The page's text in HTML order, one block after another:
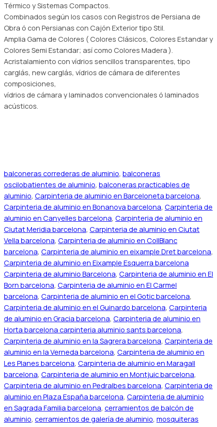
Térmico y Sistemas Compactos.
Combinados según los casos con Registros de Persiana de
Obra ó con Persianas con Cajón Exterior tipo Stil.
Amplia Gama de Colores ( Colores Clásicos, Colores Estandar y
Colores Semi Estandar; así como Colores Madera ).
Acristalamiento con vídrios sencillos transparentes, tipo
carglás, new carglás, vídrios de cámara de diferentes
composiciones,
vídrios de cámara y laminados convencionales ó laminados
acústicos.
balconeras correderas de aluminio, balconeras
oscilobatientes de aluminio, balconeras practicables de
aluminio, Carpinteria de aluminio en Barceloneta barcelona,
Carpinteria de aluminio en Bonanova barcelona, Carpinteria de
aluminio en Canyelles barcelona, Carpinteria de aluminio en
Ciutat Meridia barcelona, Carpinteria de aluminio en Ciutat
Vella barcelona, Carpinteria de aluminio en CollBlanc
barcelona, Carpinteria de aluminio en eixample Dret barcelona,
Carpinteria de aluminio en Eixample Esquerra barcelona
Carpinteria de aluminio Barcelona, Carpinteria de aluminio en El
Born barcelona, Carpinteria de aluminio en El Carmel
barcelona, Carpinteria de aluminio en el Gotic barcelona,
Carpinteria de aluminio en el Guinardo barcelona, Carpinteria
de aluminio en Gracia barcelona, Carpinteria de aluminio en
Horta barcelona carpinteria aluminio sants barcelona,
Carpinteria de aluminio en la Sagrera barcelona, Carpinteria de
aluminio en la Verneda barcelona, Carpinteria de aluminio en
Les Planes barcelona, Carpinteria de aluminio en Maragall
barcelona, Carpinteria de aluminio en Montjuic barcelona,
Carpinteria de aluminio en Pedralbes barcelona, Carpinteria de
aluminio en Plaza España barcelona, Carpinteria de aluminio
en Sagrada Familia barcelona, cerramientos de balcón de
aluminio, cerramientos de galería de aluminio, mosquiteras